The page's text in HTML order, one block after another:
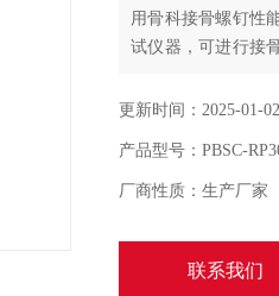
用骨科接骨螺钉性
试仪器，可进行接
泛应用于医疗器械
更新时间：2025-01-02
产品型号：PBSC-
厂商性质：生产厂家
联系我们